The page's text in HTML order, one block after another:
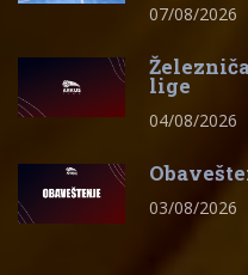
07/08/2026
lige
04/08/2026
03/08/2026